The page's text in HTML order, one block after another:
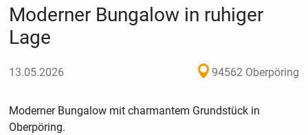
Moderner Bungalow in ruhiger
Lage
13.05.2026 94562 Oberpöring
Moderner Bungalow mit charmantem Grundstück in
Oberpöring.